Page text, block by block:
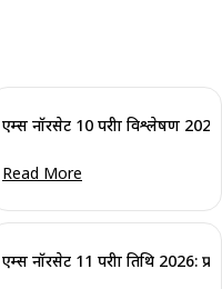
कठिनाई स्तर, अच्छे प्रयास और
एम्स नॉरसेट 10 परीक्षा विश्लेषण
Read More
टेस्ट 2026 – अभी रजिस्टर करें!
एम्स नॉरसेट 11 परीक्षा तिथि 2026: